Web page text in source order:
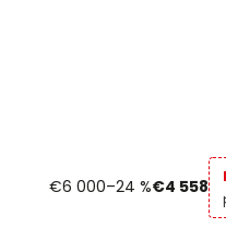
€6 000–24 %€4 558